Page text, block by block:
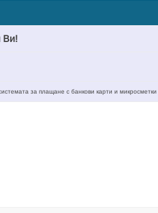
Ви!
за плащане с банкови карти и микросметки